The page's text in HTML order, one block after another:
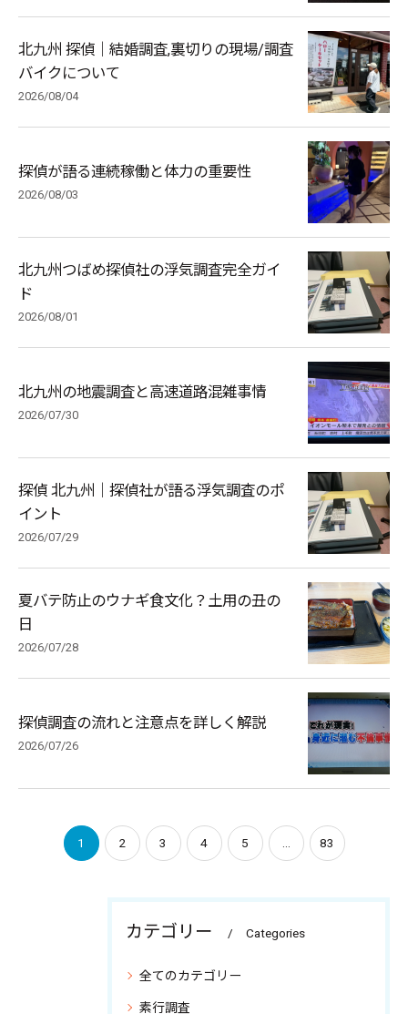
北九州 探偵｜結婚調査,裏切りの現場/調査
バイクについて
2026/08/04
探偵が語る連続稼働と体力の重要性
2026/08/03
北九州つばめ探偵社の浮気調査完全ガイ
ド
2026/08/01
北九州の地震調査と高速道路混雑事情
2026/07/30
探偵 北九州｜探偵社が語る浮気調査のポ
イント
2026/07/29
夏バテ防止のウナギ食文化？土用の丑の
日
2026/07/28
探偵調査の流れと注意点を詳しく解説
2026/07/26
1 2 3 4 5 83
カテゴリー Categories
全てのカテゴリー
素行調査